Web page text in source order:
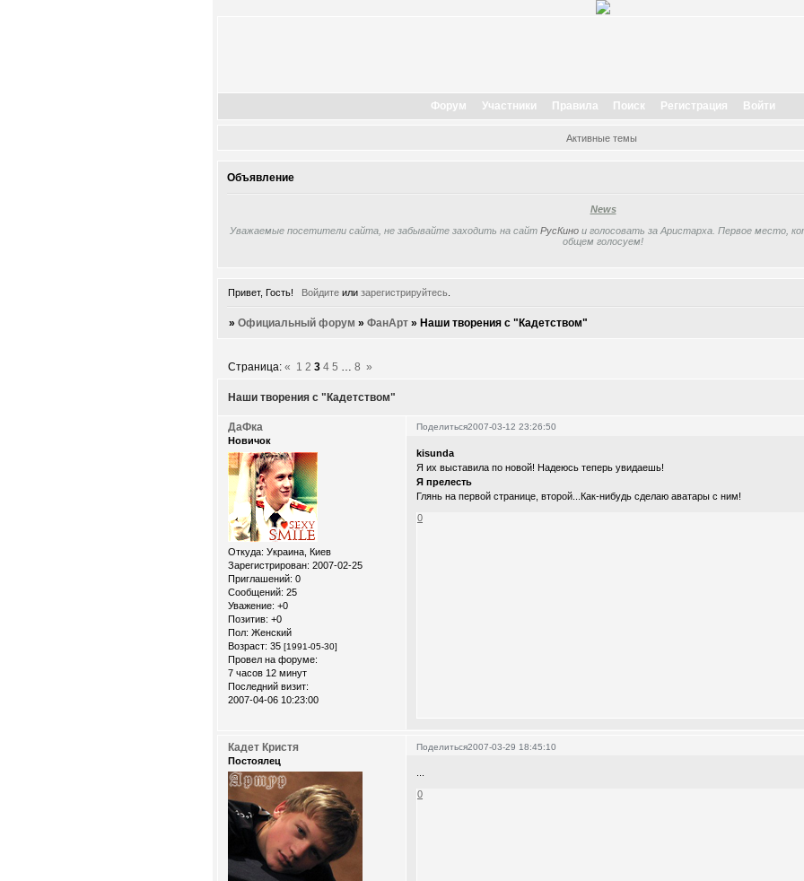
Форум Участники Правила Поиск Регистрация Войти
Активные темы
Объявление
News
Уважаемые посетители сайта, не забывайте заходить на сайт РусКино и голосовать за Аристарха. Первое место,
общем голосуем!
Привет, Гость! Войдитеили зарегистрируйтесь.
»Официальный форум »ФанАрт »Наши творения с "Кадетством"
Наши творения с "Кадетством"
Страница:« 1 2 3 4 5 … 8 »
Поделиться2007-03-12 23:26:50
ДаФка
Новичок
Откуда: Украина, Киев
Зарегистрирован: 2007-02-25
Приглашений: 0
Сообщений: 25
Уважение: +0
Позитив: +0
Пол: Женский
Возраст: 35 [1991-05-30]
Провел на форуме:
7 часов 12 минут
Последний визит:
2007-04-06 10:23:00
kisunda
Я их выставила по новой! Надеюсь теперь увидаешь!
Я прелесть
Глянь на первой странице, второй...Как-нибудь сделаю аватары с ним!
0
Поделиться2007-03-29 18:45:10
Кадет Кристя
Постоялец
0